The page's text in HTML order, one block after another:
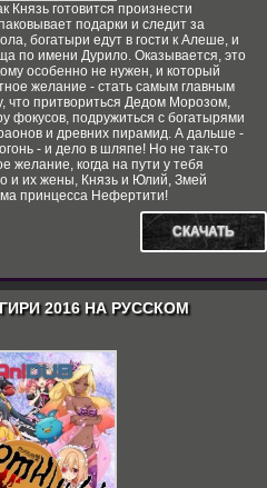
Князь готовится произнести
подарки и следит за
богатыри едут в гости к Алеше, и
по имени Дурило. Оказывается, это
особенно не нужен, и который
желание - стать самым главным
что притвориться Дедом Морозом,
фокусов, подружиться с богатырями
и древних пирамид. А дальше -
- и дело в шляпе! Но не так-то
желание, когда на пути у тебя
и их жены, Князь и Юлий, Змей
принцесса Нефертити!
СКАЧАТЬ
2016 НА РУССКОМ